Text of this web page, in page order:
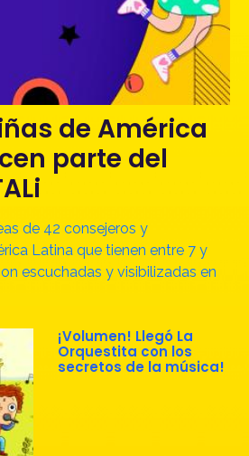
de América
parte del
de 42 consejeros y
Latina que tienen entre 7 y
escuchadas y visibilizadas en
¡Volumen! Llegó La
Orquestita con los
secretos de la música!